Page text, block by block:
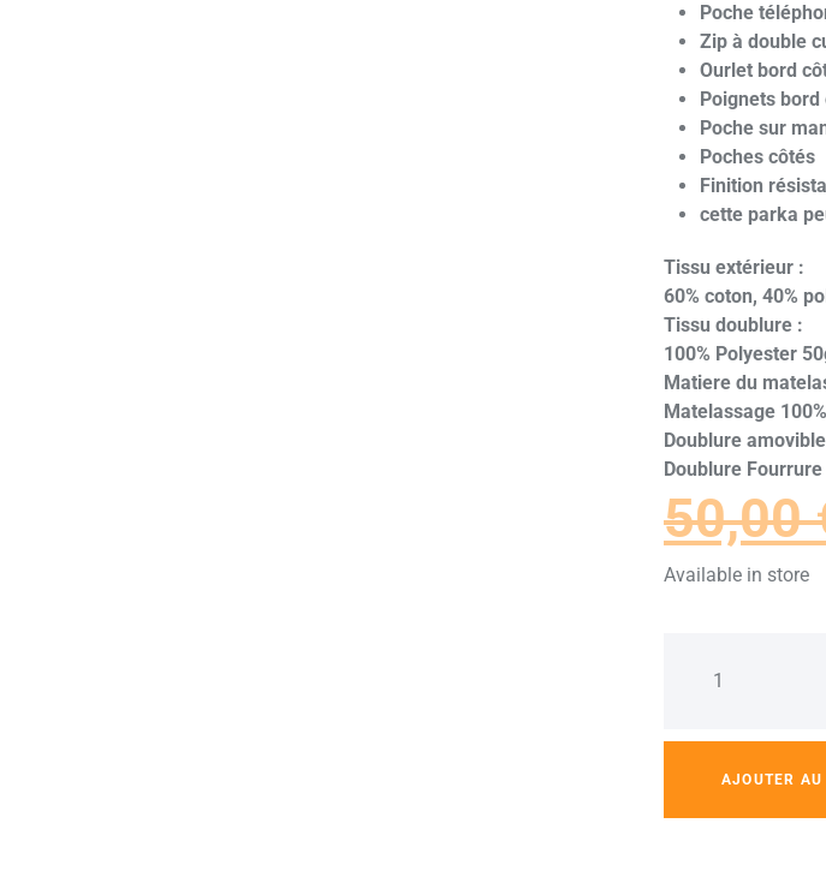
Poche
Zip à double
Ourlet bord
Poignets
Poche sur
Poches côtés
Finition
cette parka
Tissu extérieur :
60% coton, 40%
Tissu doublure :
100% Polyester
Matiere du
Matelassage
Doublure
Doublure
50,00
Available in store
AJOUTER AU